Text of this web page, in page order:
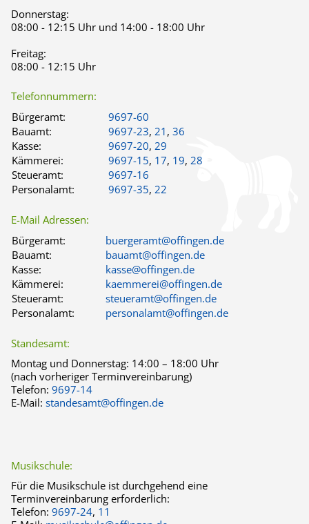
Donnerstag:
08:00 - 12:15 Uhr und 14:00 - 18:00 Uhr
Freitag:
08:00 - 12:15 Uhr
Telefonnummern:
Bürgeramt:
9697-60
Bauamt:
9697-23, 21 , 36
Kasse:
9697-20, 29
Kämmerei:
9697-15, 17, 19, 28
Steueramt:
9697-16
Personalamt:
9697-35, 22
E-Mail Adressen:
Bürgeramt:
buergeramt@offingen.de
Bauamt:
bauamt@offingen.de
Kasse:
kasse@offingen.de
Kämmerei:
kaemmerei@offingen.de
Steueramt:
steueramt@offingen.de
Personalamt:
personalamt@offingen.de
Standesamt:
Montag und Donnerstag: 14:00 – 18:00 Uhr
(nach vorheriger Terminvereinbarung)
Telefon: 9697-14
E-Mail: standesamt@offingen.de
Musikschule:
Für die Musikschule ist durchgehend eine
Terminvereinbarung erforderlich:
Telefon: 9697-24, 11